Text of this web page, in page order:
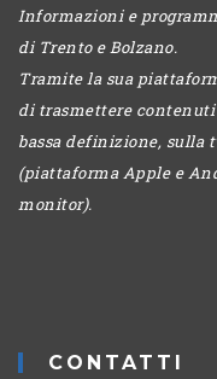
Informazioni e
di Trento e Bolzano.
Tramite la sua
di trasmettere
bassa definizione, sulla
(piattaforma Apple e
monitor).
CONTATTI